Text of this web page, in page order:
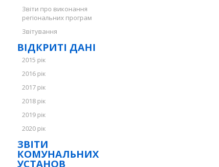
Звіти про виконання
регіональних програм
Звітування
ВІДКРИТІ ДАНІ
2015 рік
2016 рік
2017 рік
2018 рік
2019 рік
2020 рік
ЗВІТИ
КОМУНАЛЬНИХ
УСТАНОВ